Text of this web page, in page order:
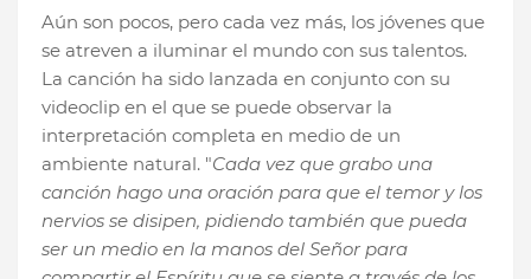
Aún son pocos, pero cada vez más, los jóvenes que
se atreven a iluminar el mundo con sus talentos.
La canción ha sido lanzada en conjunto con su
videoclip en el que se puede observar la
interpretación completa en medio de un
ambiente natural. "Cada vez que grabo una
canción hago una oración para que el temor y los
nervios se disipen, pidiendo también que pueda
ser un medio en la manos del Señor para